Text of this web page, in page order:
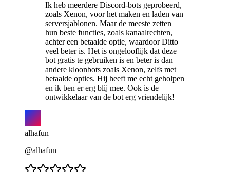
Ik heb meerdere Discord-bots geprobeerd,
zoals Xenon, voor het maken en laden van
serversjablonen. Maar de meeste zetten
hun beste functies, zoals kanaalrechten,
achter een betaalde optie, waardoor Ditto
veel beter is. Het is ongelooflijk dat deze
bot gratis te gebruiken is en beter is dan
andere kloonbots zoals Xenon, zelfs met
betaalde opties. Hij heeft me echt geholpen
en ik ben er erg blij mee. Ook is de
ontwikkelaar van de bot erg vriendelijk!
alhafun
@alhafun